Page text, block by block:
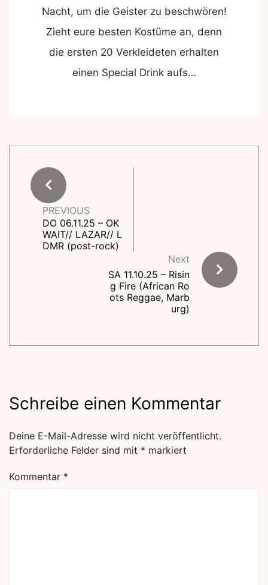
Nacht, um die Geister zu beschwören!
Zieht eure besten Kostüme an, denn
die ersten 20 Verkleideten erhalten
einen Special Drink aufs…
PREVIOUS
DO 06.11.25 – OK
WAIT// LAZAR// L
DMR (post-rock)
Next
SA 11.10.25 – Risin
g Fire (African Ro
ots Reggae, Marb
urg)
Schreibe einen Kommentar
Deine E-Mail-Adresse wird nicht veröffentlicht.
Erforderliche Felder sind mit * markiert
Kommentar *